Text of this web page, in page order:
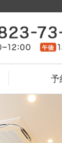
科、訪
予